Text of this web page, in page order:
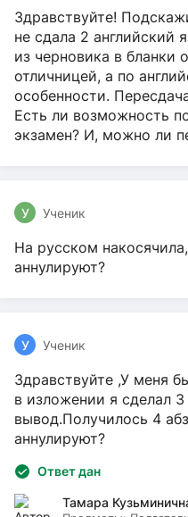
Здравствуйте!
не сдала 2 английский
из черновика в бланки
отличницей, а по
особенности.
Есть ли возможность
экзамен? И, можно ли
У Ученик
На русском
аннулируют?
У Ученик
Здравствуйте ,У меня
в изложении я сделал
вывод.Получилось 4
аннулируют?
Ответ дан
Тамара